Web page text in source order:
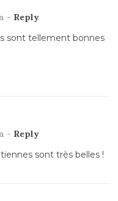
- Reply
sont tellement bonnes
- Reply
sont très belles !